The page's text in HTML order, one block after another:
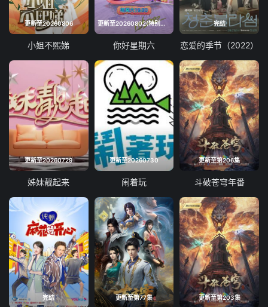
更新至20260806
小姐不熙娣
更新至20260802(特别企划)
你好星期六
完结
恋爱的季节（2022）
更新至20260729
姊妹靓起来
更新至20260730
闹着玩
更新至第206集
斗破苍穹年番
完结 更新至第77集 更新至第203集